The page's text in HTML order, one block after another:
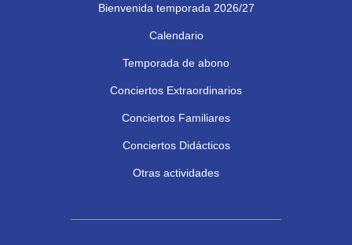
Bienvenida temporada 2026/27
Calendario
Temporada de abono
Conciertos Extraordinarios
Conciertos Familiares
Conciertos Didácticos
Otras actividades